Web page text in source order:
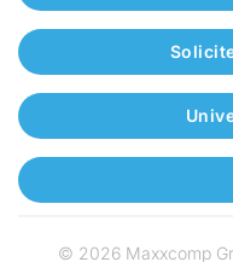
© 2026Maxxcomp